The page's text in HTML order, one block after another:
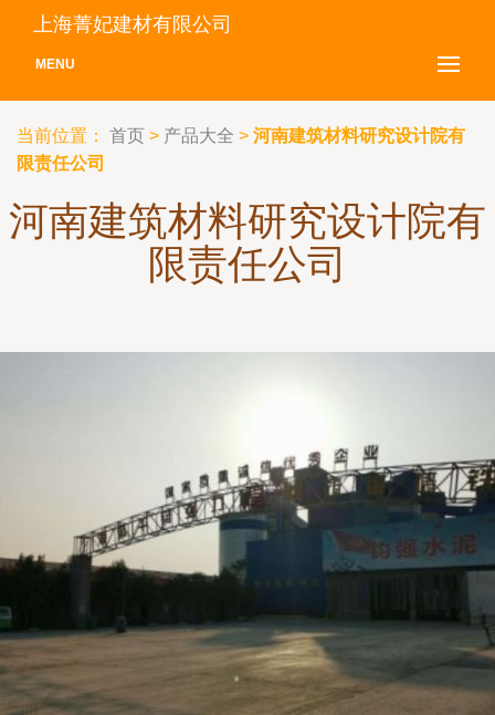
上海菁妃建材有限公司
MENU
当前位置： 首页 > 产品大全 > 河南建筑材料研究设计院有
限责任公司
河南建筑材料研究设计院有
限责任公司